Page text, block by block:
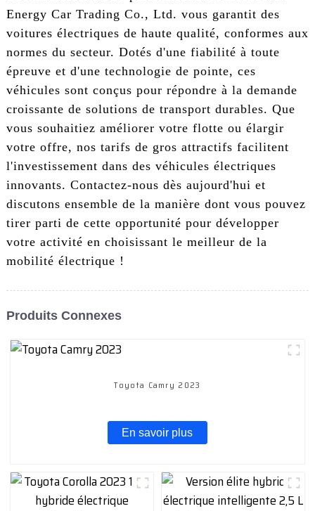
Energy Car Trading Co., Ltd. vous garantit des
voitures électriques de haute qualité, conformes aux
normes du secteur. Dotés d'une fiabilité à toute
épreuve et d'une technologie de pointe, ces
véhicules sont conçus pour répondre à la demande
croissante de solutions de transport durables. Que
vous souhaitiez améliorer votre flotte ou élargir
votre offre, nos tarifs de gros attractifs facilitent
l'investissement dans des véhicules électriques
innovants. Contactez-nous dès aujourd'hui et
discutons ensemble de la manière dont vous pouvez
tirer parti de cette opportunité pour développer
votre activité en choisissant le meilleur de la
mobilité électrique !
Produits Connexes
Toyota Camry 2023
En savoir plus